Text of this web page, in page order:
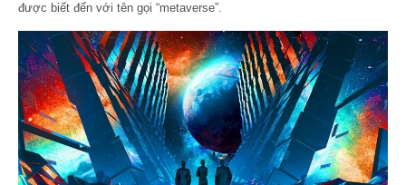
được biết đến với tên gọi “metaverse”.